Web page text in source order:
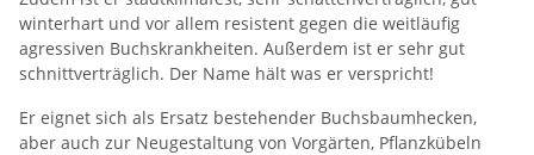
winterhart und vor allem resistent gegen die weitläufig
agressiven Buchskrankheiten. Außerdem ist er sehr gut
schnittverträglich. Der Name hält was er verspricht!
Er eignet sich als Ersatz bestehender Buchsbaumhecken,
aber auch zur Neugestaltung von Vorgärten, Pflanzkübeln